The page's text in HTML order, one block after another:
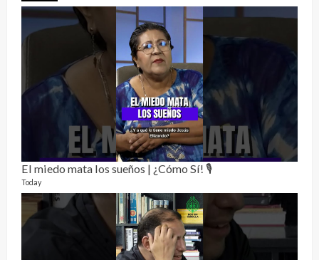
El miedo mata los sueños | ¿Cómo Sí! 🎙️
Today